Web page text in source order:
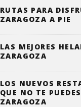
RUTAS PARA
ZARAGOZA A PIE
LAS MEJORES
ZARAGOZA
LOS NUEVOS
QUE NO TE
ZARAGOZA